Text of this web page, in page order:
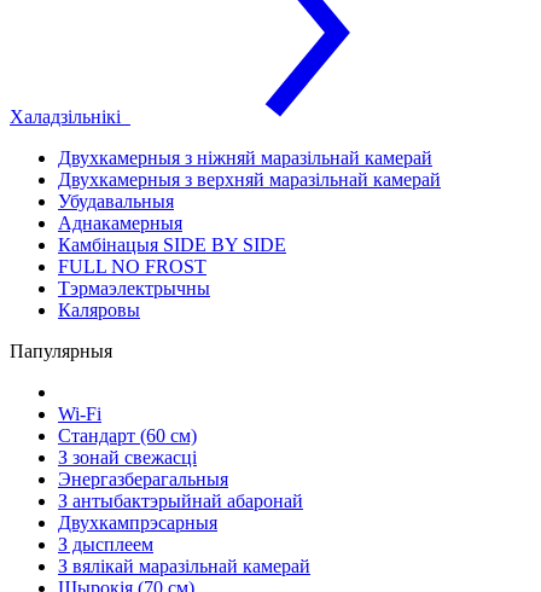
Халадзільнікі
Двухкамерныя з ніжняй маразільнай камерай
Двухкамерныя з верхняй маразільнай камерай
Убудавальныя
Аднакамерныя
Камбінацыя SIDE BY SIDE
FULL NO FROST
Тэрмаэлектрычны
Каляровы
Папулярныя
Wi-Fi
Стандарт (60 см)
З зонай свежасці
Энергазберагальныя
З антыбактэрыйнай абаронай
Двухкампрэсарныя
З дысплеем
З вялікай маразільнай камерай
Шырокія (70 см)